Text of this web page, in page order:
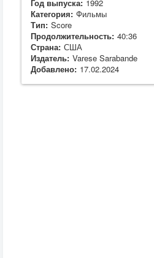
Год выпуска: 1992
Категория: Фильмы
Тип: Score
Продолжительность: 40:36
Страна: США
Издатель: Varese Sarabande
Добавлено: 17.02.2024